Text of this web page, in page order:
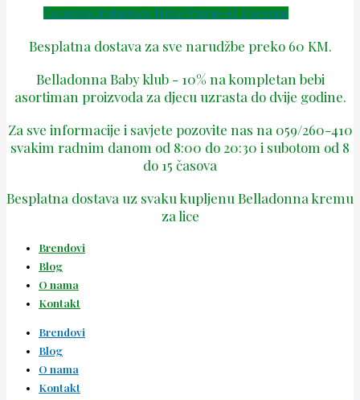
Facebook Instagram Tiktok Phone-alt Envelope
Besplatna dostava za sve narudžbe preko 60 KM.
Belladonna Baby klub - 10% na kompletan bebi
asortiman proizvoda za djecu uzrasta do dvije godine.
Za sve informacije i savjete pozovite nas na 059/260-410
svakim radnim danom od 8:00 do 20:30 i subotom od 8
do 15 časova
Besplatna dostava uz svaku kupljenu Belladonna kremu
za lice
Brendovi
Blog
O nama
Kontakt
Brendovi
Blog
O nama
Kontakt